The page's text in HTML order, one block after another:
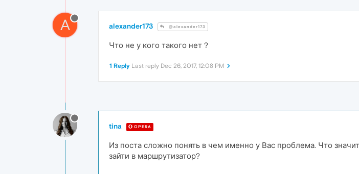
A alexander173 @alexander173
Что не у кого такого нет ?
1 Reply Last reply Dec 26, 2017, 12:08 PM
tina OPERA
Из поста сложно понять в чем именно у Вас проблема. Что
зайти в маршрутизатор?